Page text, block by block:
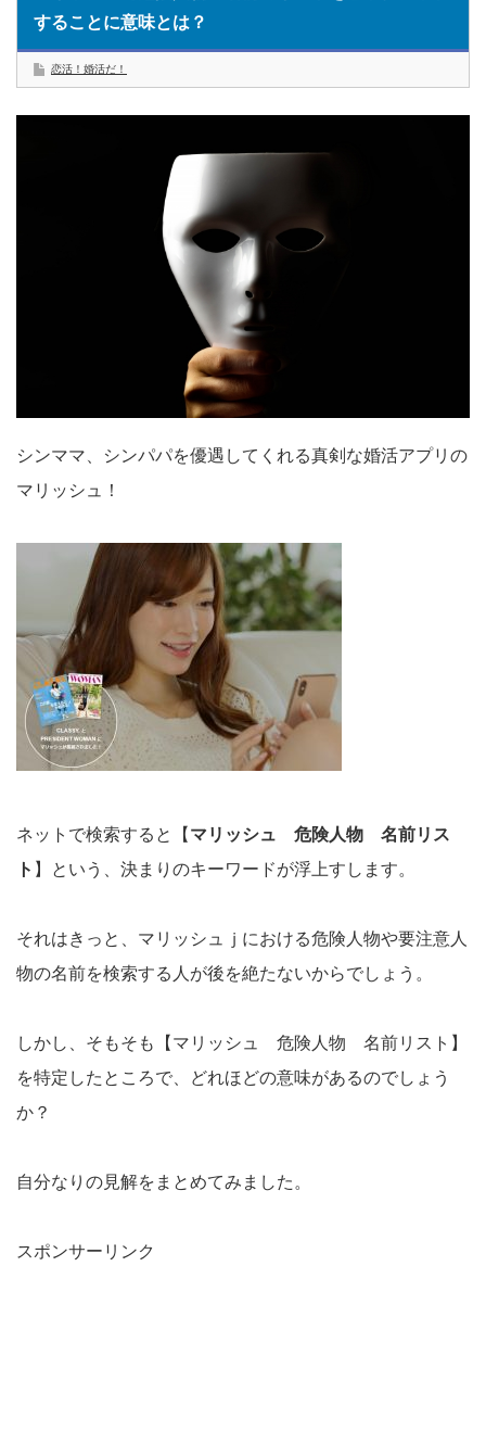
することに意味とは？
恋活！婚活だ！
シンママ、シンパパを優遇してくれる真剣な婚活アプリの
マリッシュ！
ネットで検索すると【 マリッシュ 危険人物 名前リス
ト 】という、決まりのキーワードが浮上すします。
それはきっと、マリッシュｊにおける危険人物や要注意人
物の名前を検索する人が後を絶たないからでしょう。
しかし、そもそも【マリッシュ 危険人物 名前リスト】
を特定したところで、どれほどの意味があるのでしょう
か？
自分なりの見解をまとめてみました。
スポンサーリンク